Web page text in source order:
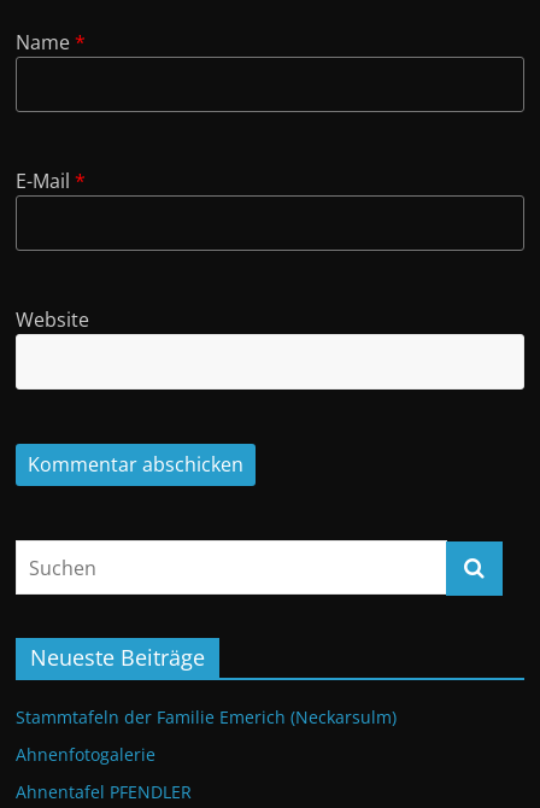
Name*
E-Mail*
Website
Neueste Beiträge
Stammtafeln der Familie Emerich (Neckarsulm)
Ahnenfotogalerie
Ahnentafel PFENDLER